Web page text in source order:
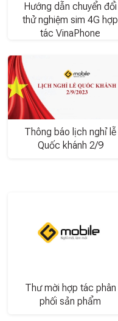
Hướng dẫn chuyển đổi
thử nghiệm sim 4G hợp
tác VinaPhone
Thông báo lịch nghỉ lễ
Quốc khánh 2/9
Thư mời hợp tác phân
phối sản phẩm